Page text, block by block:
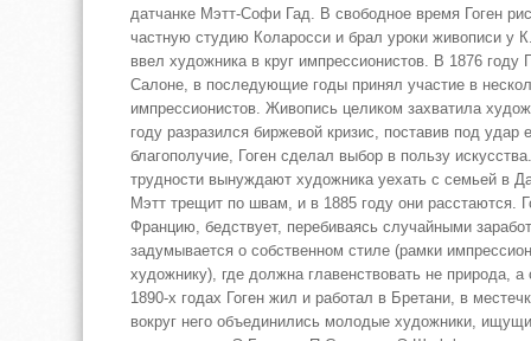
датчанке Мэтт-Софи Гад. В свободное время Гоген
частную студию Коларосси и брал уроки живописи у
ввел художника в круг импрессионистов. В 1876 году
Салоне, в последующие годы принял участие в
импрессионистов. Живопись целиком захватила
году разразился биржевой кризис, поставив под удар
благополучие, Гоген сделал выбор в пользу
трудности вынуждают художника уехать с семьей в
Мэтт трещит по швам, и в 1885 году они расстаются.
Францию, бедствует, перебиваясь случайными
задумывается о собственном стиле (рамки
художнику), где должна главенствовать не природа,
1890-х годах Гоген жил и работал в Бретани, в
вокруг него объединились молодые художники,